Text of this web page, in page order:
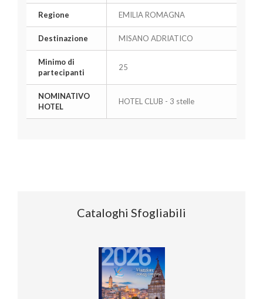
Regione EMILIA ROMAGNA
Destinazione MISANO ADRIATICO
Minimo di
partecipanti
25
NOMINATIVO
HOTEL
HOTEL CLUB - 3 stelle
Cataloghi Sfogliabili